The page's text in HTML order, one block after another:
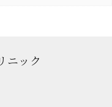
ニック